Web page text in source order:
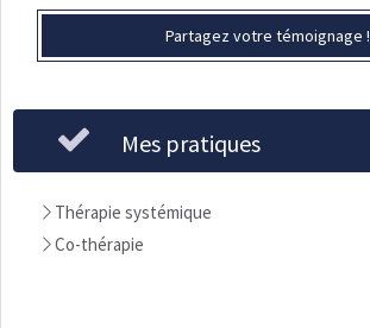
Partagez votre témoignage !
Mes pratiques
Thérapie systémique
Co-thérapie